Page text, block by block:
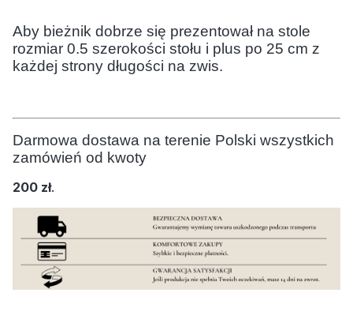
Aby bieżnik dobrze się prezentował na stole
rozmiar 0.5 szerokości stołu i plus po 25 cm z
każdej strony długości na zwis.
Darmowa dostawa na terenie Polski wszystkich
zamówień od kwoty
200 zł.